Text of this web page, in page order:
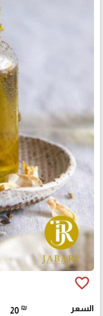
favorite_border
السعر 20 ₪